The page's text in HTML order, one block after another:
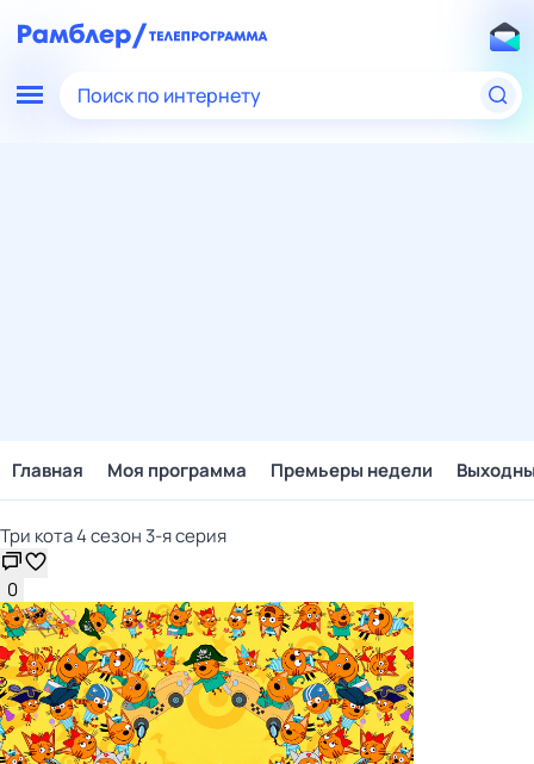
Поиск по интернету
Главная Моя программа Премьеры недели
Три кота 4 сезон 3-я серия
0